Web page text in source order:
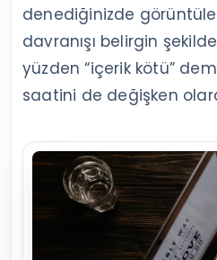
denediğinizde
davranışı belirgin
yüzden “içerik kötü”
saatini de değişken